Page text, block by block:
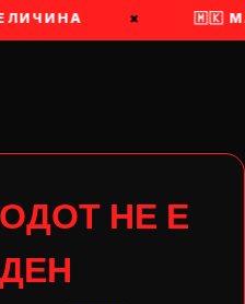
× 🇲🇰
НЕ Е